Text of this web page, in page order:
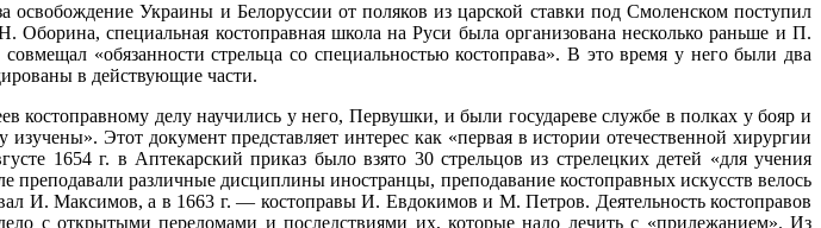
Украины и Белоруссии от поляков из царской ставки под Смоленском поступил
специальная костоправная школа на Руси была организована несколько раньше и П.
«обязанности стрельца со специальностью костоправа». В это время у него были два
в действующие части.
делу научились у него, Первушки, и были государеве службе в полках у бояр и
Этот документ представля­ет интерес как «первая в истории отечественной хирургии
1654 г. в Аптекарский приказ было взято 30 стрельцов из стрелецких детей «для учения
преподавали различные дисциплины иностранцы, преподава­ние костоправных искусств велось
И. Максимов, а в 1663 г. — костоправы И. Евдокимов и М. Петров. Деятельность костоправов
с открытыми переломами и последствиями их, которые надо лечить с «прилежани­ем». Из